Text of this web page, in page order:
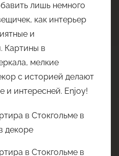
лишь немного
как интерьер
и
Картины в
мелкие
с историей делают
и интересней. Enjoy!